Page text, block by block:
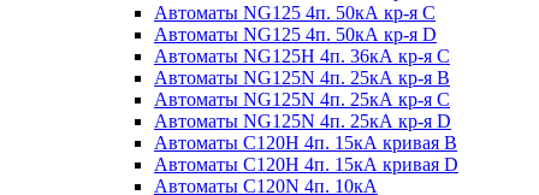
Автоматы NG125 4п. 50кА кр-я C
Автоматы NG125 4п. 50кА кр-я D
Автоматы NG125H 4п. 36кА кр-я C
Автоматы NG125N 4п. 25кА кр-я B
Автоматы NG125N 4п. 25кА кр-я C
Автоматы NG125N 4п. 25кА кр-я D
Автоматы С120H 4п. 15кА кривая B
Автоматы С120H 4п. 15кА кривая D
Автоматы С120N 4п. 10кА